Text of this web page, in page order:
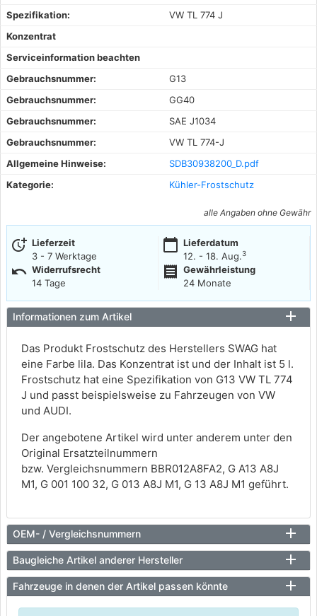
Spezifikation:
VW TL 774 J
Konzentrat
Serviceinformation beachten
Gebrauchsnummer:
G13
Gebrauchsnummer:
GG40
Gebrauchsnummer:
SAE J1034
Gebrauchsnummer:
VW TL 774-J
Allgemeine Hinweise:
SDB30938200_D.pdf
Kategorie:
Kühler-Frostschutz
alle Angaben ohne Gewähr
more_time Lieferzeit
3 - 7 Werktage
calendar_today Lieferdatum
12. - 18. Aug.3
undo Widerrufsrecht
14 Tage
receipt
Gewährleistung
24 Monate
Informationen zum Artikel
Das Produkt Frostschutz des Herstellers SWAG hat
eine Farbe lila. Das Konzentrat ist und der Inhalt ist 5 l.
Frostschutz hat eine Spezifikation von G13 VW TL 774
J und passt beispielsweise zu Fahrzeugen von VW
und AUDI.
Der angebotene Artikel wird unter anderem unter den
Original Ersatzteilnummern
bzw. Vergleichsnummern BBR012A8FA2, G A13 A8J
M1, G 001 100 32, G 013 A8J M1, G 13 A8J M1 geführt.
OEM- / Vergleichsnummern
Baugleiche Artikel anderer Hersteller
Fahrzeuge in denen der Artikel passen könnte